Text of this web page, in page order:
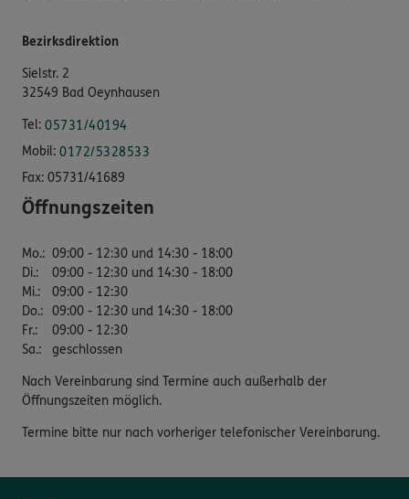
Bezirksdirektion
Sielstr. 2
32549 Bad Oeynhausen
Tel: 05731/40194
Mobil: 0172/5328533
Fax: 05731/41689
Öffnungszeiten
Mo.: 09:00 - 12:30 und 14:30 - 18:00
Di.:
09:00 - 12:30 und 14:30 - 18:00
Mi.:
09:00 - 12:30
Do.: 09:00 - 12:30 und 14:30 - 18:00
Fr.:
09:00 - 12:30
Sa.: geschlossen
Nach Vereinbarung sind Termine auch außerhalb der
Öffnungszeiten möglich.
Termine bitte nur nach vorheriger telefonischer Vereinbarung.